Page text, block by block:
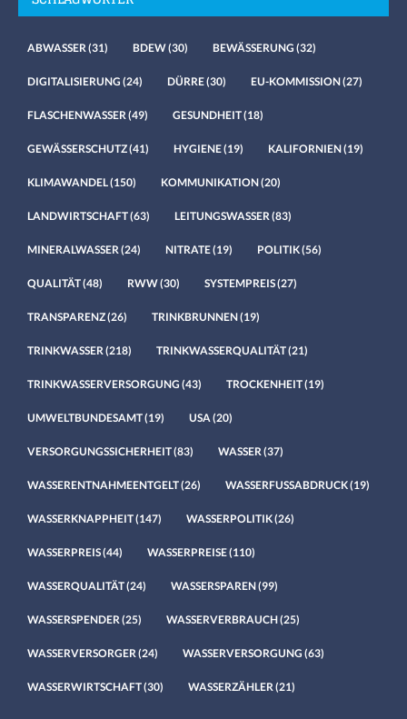
ABWASSER (31) BDEW(30) BEWÄSSERUNG (32)
DIGITALISIERUNG (24) DÜRRE(30) EU-KOMMISSION(27)
FLASCHENWASSER (49) GESUNDHEIT(18)
GEWÄSSERSCHUTZ(41) HYGIENE(19) KALIFORNIEN(19)
KLIMAWANDEL(150) KOMMUNIKATION(20)
LANDWIRTSCHAFT(63) LEITUNGSWASSER (83)
MINERALWASSER (24) NITRATE(19) POLITIK(56)
QUALITÄT(48) RWW(30) SYSTEMPREIS(27)
TRANSPARENZ(26) TRINKBRUNNEN(19)
TRINKWASSER (218) TRINKWASSERQUALITÄT(21)
TRINKWASSERVERSORGUNG (43) TROCKENHEIT(19)
UMWELTBUNDESAMT(19) USA (20)
VERSORGUNGSSICHERHEIT(83) WASSER (37)
WASSERENTNAHMEENTGELT(26) WASSERFUSSABDRUCK(19)
WASSERKNAPPHEIT(147) WASSERPOLITIK(26)
WASSERPREIS(44) WASSERPREISE(110)
WASSERQUALITÄT(24) WASSERSPAREN(99)
WASSERSPENDER (25) WASSERVERBRAUCH(25)
WASSERVERSORGER (24) WASSERVERSORGUNG (63)
WASSERWIRTSCHAFT(30) WASSERZÄHLER (21)